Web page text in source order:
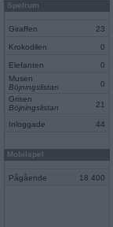
Spelrum
Giraffen 23
Krokodilen 0
Elefanten
0
Musen
Böjningslistan
0
Grisen
Böjningslistan
21
Inloggade 44
Mobilspel
Pågående 18 400